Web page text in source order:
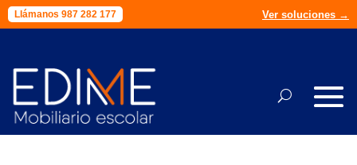
Llámanos 987 282 177 Ver soluciones →